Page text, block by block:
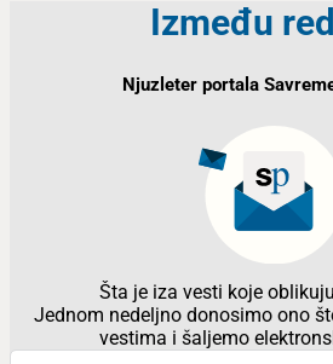
Između
Njuzleter portala
Šta je iza vesti koje
Jednom nedeljno donosimo ono
vestima i šaljemo